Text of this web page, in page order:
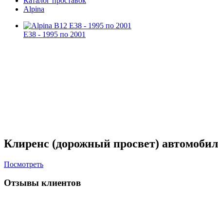
Alpina
E38 - 1995 по 2001
Клиренс (дорожный просвет)
Посмотреть
Отзывы клиентов